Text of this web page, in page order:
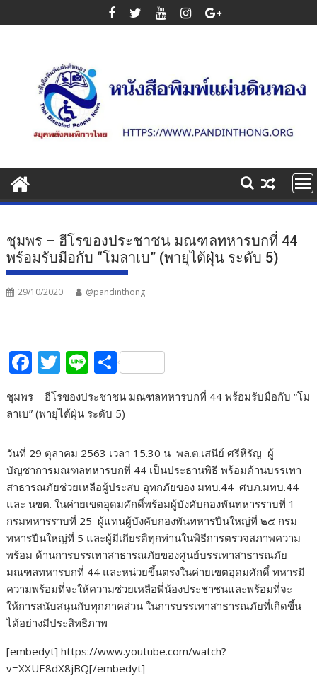
to
ชุมพร – ฮีโรของประชาชน มณฑลทหารบกที่ 44
พร้อมรับมือกับ “โมลาเบ” (พายุไต้ฝุ่น ระดับ 5)
29/10/2020 @pandinthong
F
ac
e
b
o
o
k
T
itt
er
Li
e
S
ar
e
ชุมพร – ฮีโรของประชาชน มณฑลทหารบกที่ 44 พร้อมรับมือกับ “โม
ลาเบ” (พายุไต้ฝุ่น ระดับ 5)
วันที่ 29 ตุลาคม 2563 เวลา 15.30 น พล.ต.เสนีย์ ศรีหิรัญ ผู้
บัญชาการมณฑลทหารบกที่ 44 เป็นประธานพิธี พร้อมด้านบรรเทา
สาธารณภัยช่วยเหลือผู้ประสบ อุทกภัยของ มทบ.44 ศบภ.มทบ.44
และ นขต. ในค่ายเขตอุดมศักดิ์พร้อมผู้บังคับกองพันทหารราบที่ 1
กรมทหารราบที่ 25 ผู้แทนผู้บังคับกองพันทหารปืนใหญ่ที่ ๒๕ กรม
ทหารปืนใหญ่ที่ 5 และผู้มีเกียรติทุกท่านในพิธีการตรวจสภาพความ
พร้อม ด้านการบรรเทาสาธารณภัยของศูนย์บรรเทาสาธารณภัย
มณฑลทหารบกที่ 44 และหน่วยขึ้นตรงในค่ายเขตอุดมศักดิ์ ทหารมี
ความพร้อมที่จะให้ความช่วยเหลือพี่น้องประชาชนและพร้อมที่จะ
ให้การสนับสนุนกับทุกภาคส่วน ในการบรรเทาสาธารณภัยที่เกิดขึ้น
ได้อย่างมีประสิทธิภาพ
[embedyt] https://www.youtube.com/watch?
v=XXUE8dX8jBQ[/embedyt]